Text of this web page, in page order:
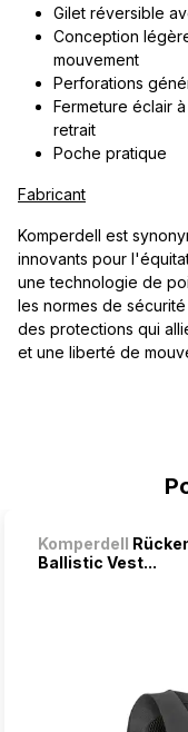
Komperdell
Ballistic Vest...
Gilet réversible
Conception
mouvement
Perforations
Fermeture éclair
retrait
Poche pratique
Fabricant
Komperdell est
innovants pour
une technologie de
les normes de
des protections qui
et une liberté de